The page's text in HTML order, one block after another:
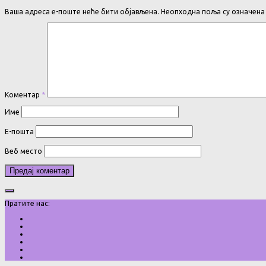
Ваша адреса е-поште неће бити објављена. Неопходна поља су означена
Коментар *
Име
Е-пошта
Веб место
Пратите нас: